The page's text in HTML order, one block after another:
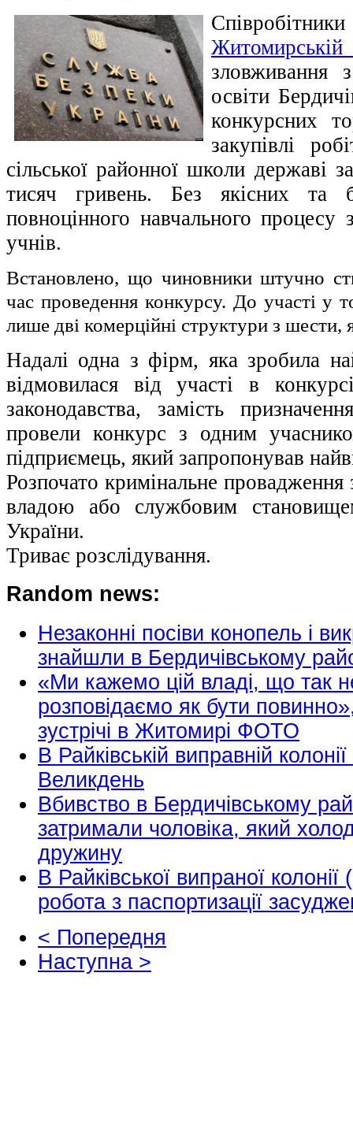
зловживання
освіти
конкурсних
закупівлі
сільської районної школи державі
тисяч гривень. Без якісних та
повноцінного навчального процесу
учнів.
Встановлено, що чиновники штучно
час проведення конкурсу. До участі у
лише дві комерційні структури з шести,
Надалі одна з фірм, яка зробила
відмовилася від участі в
законодавства, замість
провели конкурс з одним
підприємець, який запропонував
Розпочато кримінальне
владою або службовим
України.
Триває розслідування.
Random news:
Незаконні посіви конопель і
знайшли в Бердичівському
«Ми кажемо цій владі, що так
розповідаємо як бути
зустрічі в Житомирі ФОТО
В Райківській виправній
Великдень
Вбивство в Бердичівському
затримали чоловіка, який
дружину
В Райківської випраної
робота з паспортизації
< Попередня
Наступна >